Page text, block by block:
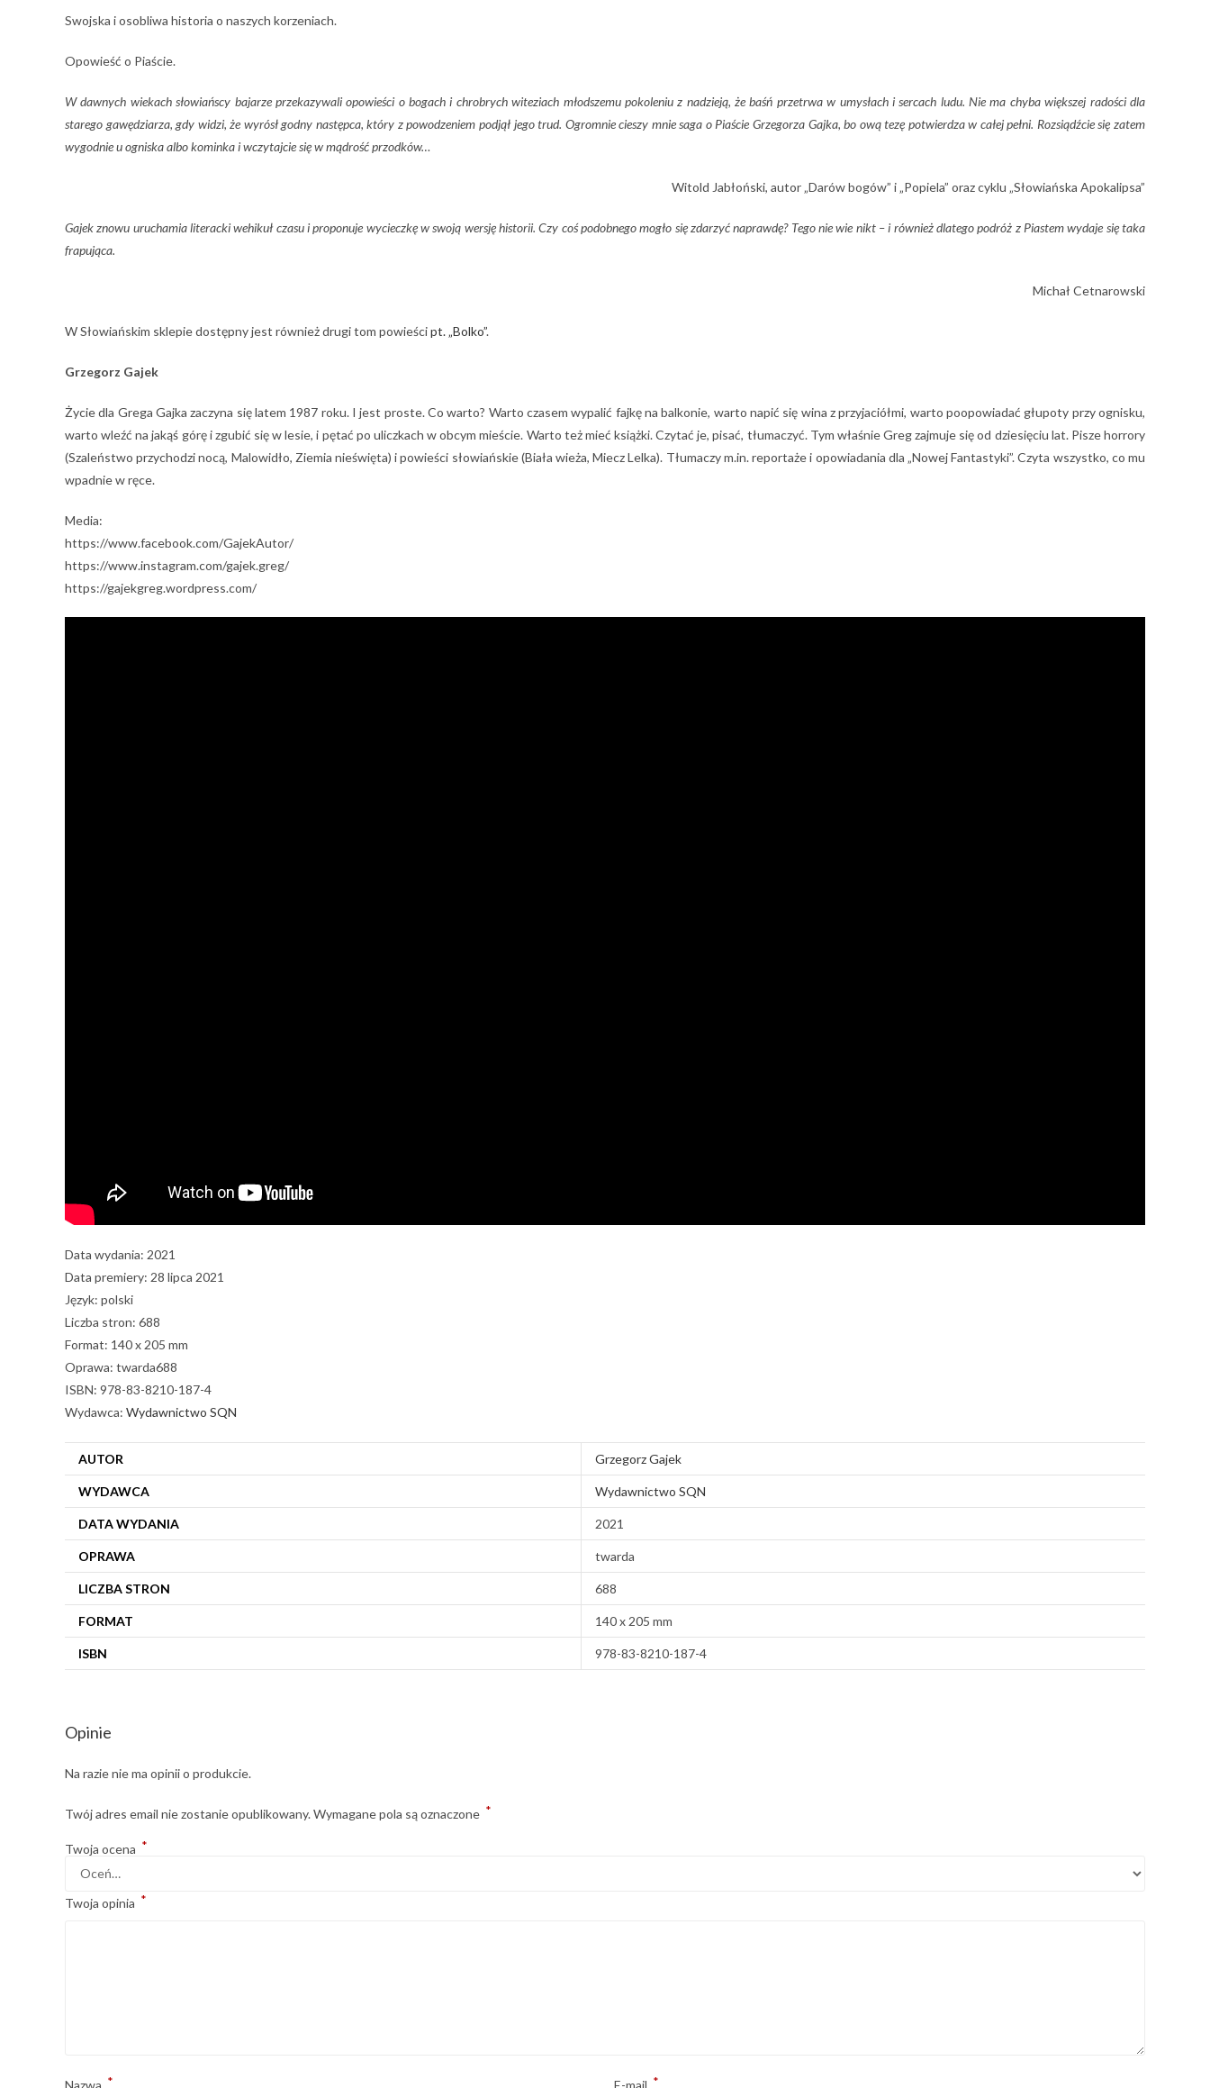
Swojska i osobliwa historia o naszych korzeniach.
Opowieść o Piaście.
W dawnych wiekach słowiańscy bajarze przekazywali opowieści o bogach i chrobrych witeziach młodszemu pokoleniu z nadzieją, że baśń przetrwa w umysłach i sercach ludu. Nie ma chyba większej radości dla
starego gawędziarza, gdy widzi, że wyrósł godny następca, który z powodzeniem podjął jego trud. Ogromnie cieszy mnie saga o Piaście Grzegorza Gajka, bo ową tezę potwierdza w całej pełni. Rozsiądźcie się zatem
wygodnie u ogniska albo kominka i wczytajcie się w mądrość przodków…
Witold Jabłoński, autor „Darów bogów” i „Popiela” oraz cyklu „Słowiańska Apokalipsa”
Gajek znowu uruchamia literacki wehikuł czasu i proponuje wycieczkę w swoją wersję historii. Czy coś podobnego mogło się zdarzyć naprawdę? Tego nie wie nikt – i również dlatego podróż z Piastem wydaje się taka
frapująca.
Michał Cetnarowski
W Słowiańskim sklepie dostępny jest również drugi tom powieścipt. „Bolko”.
Grzegorz Gajek
Życie dla Grega Gajka zaczyna się latem 1987 roku. I jest proste. Co warto? Warto czasem wypalić fajkę na balkonie, warto napić się wina z przyjaciółmi, warto poopowiadać głupoty przy ognisku,
warto wleźć na jakąś górę i zgubić się w lesie, i pętać po uliczkach w obcym mieście. Warto też mieć książki. Czytać je, pisać, tłumaczyć. Tym właśnie Greg zajmuje się od dziesięciu lat. Pisze horrory
(Szaleństwo przychodzi nocą, Malowidło, Ziemia nieświęta) i powieści słowiańskie (Biała wieża, Miecz Lelka). Tłumaczy m.in. reportaże i opowiadania dla „Nowej Fantastyki”. Czyta wszystko, co mu
wpadnie w ręce.
Media:
https://www.facebook.com/GajekAutor/
https://www.instagram.com/gajek.greg/
https://gajekgreg.wordpress.com/
Data wydania: 2021
Data premiery: 28 lipca 2021
Język: polski
Liczba stron: 688
Format: 140 x 205 mm
Oprawa: twarda688
ISBN: 978-83-8210-187-4
Wydawca: Wydawnictwo SQN
AUTOR Grzegorz Gajek
WYDAWCA Wydawnictwo SQN
DATA WYDANIA 2021
OPRAWA twarda
LICZBA STRON 688
FORMAT 140 x 205 mm
ISBN 978-83-8210-187-4
Opinie
Na razie nie ma opinii o produkcie.
Twój adres email nie zostanie opublikowany.Wymagane pola są oznaczone *
Twoja ocena *
Twoja opinia *
Nazwa * E-mail *